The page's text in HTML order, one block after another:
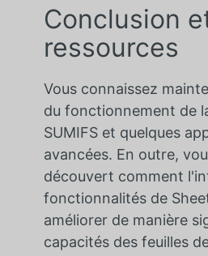
Conclusion
ressources
Vous connaissez
du fonctionnement de
SUMIFS et quelques
avancées. En outre,
découvert comment
fonctionnalités de
améliorer de manière
capacités des feuilles